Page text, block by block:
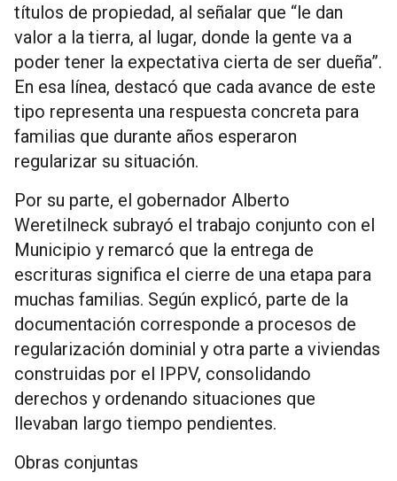
títulos de propiedad, al señalar que “le dan
valor a la tierra, al lugar, donde la gente va a
poder tener la expectativa cierta de ser dueña”.
En esa línea, destacó que cada avance de este
tipo representa una respuesta concreta para
familias que durante años esperaron
regularizar su situación.
Por su parte, el gobernador Alberto
Weretilneck subrayó el trabajo conjunto con el
Municipio y remarcó que la entrega de
escrituras significa el cierre de una etapa para
muchas familias. Según explicó, parte de la
documentación corresponde a procesos de
regularización dominial y otra parte a viviendas
construidas por el IPPV, consolidando
derechos y ordenando situaciones que
llevaban largo tiempo pendientes.
Obras conjuntas